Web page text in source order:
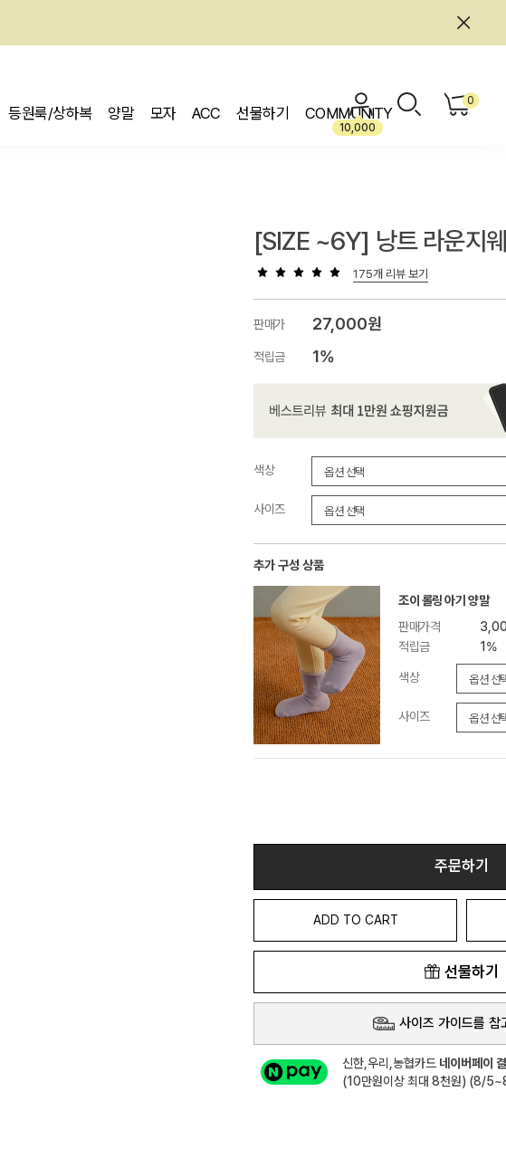
등원룩/상하복 양말 모자 ACC 선물하기 COMMUNITY
10,000
0
[SIZE ~6Y] 낭트 라운지
175개 리뷰 보기
판매가 27,000원
적립금 1%
색상
사이즈
추가 구성 상품
조이 롤링 아기 양말
판매가격
적립금
1%
색상
사이즈
주문하기
ADD TO CART
선물하기
사이즈 가이드를 참
신한,우리,농협카드 네이버페이
(10만원이상 최대 8천원) (8/